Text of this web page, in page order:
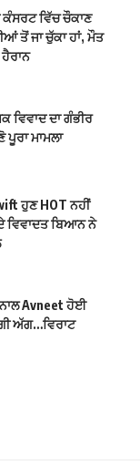
ਕੰਸਰਟ ਵਿੱਚ ਚੌਕਾਣ
ਤੋਂ ਜਾ ਚੁੱਕਾ ਹਾਂ, ਮੌਤ
ਵਿਵਾਦ ਦਾ ਗੰਭੀਰ
ਪੂਰਾ ਮਾਮਲਾ
ਹੁਣ HOT ਨਹੀਂ
ਵਿਵਾਦਤ ਬਿਆਨ ਨੇ
Avneet ਹੋਈ
ਅੱਗ…ਵਿਰਾਟ